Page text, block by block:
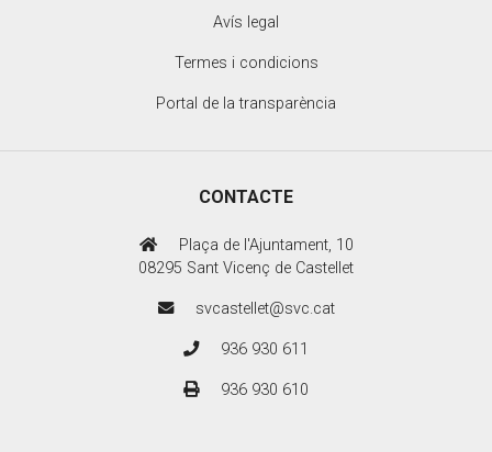
Avís legal
Termes i condicions
Portal de la transparència
CONTACTE
Plaça de l'Ajuntament, 10
08295 Sant Vicenç de Castellet
svcastellet@svc.cat
936 930 611
936 930 610